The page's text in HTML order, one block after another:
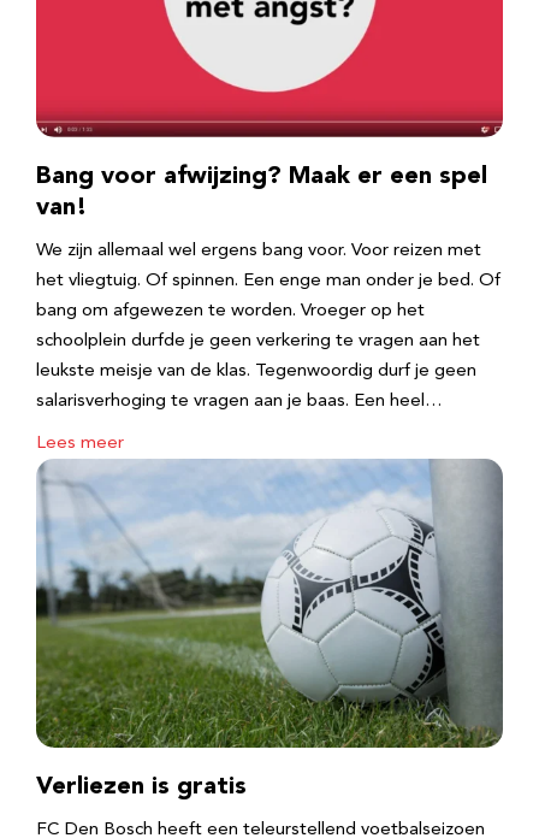
Bang voor afwijzing? Maak er een spel
van!
We zijn allemaal wel ergens bang voor. Voor reizen met
het vliegtuig. Of spinnen. Een enge man onder je bed. Of
bang om afgewezen te worden. Vroeger op het
schoolplein durfde je geen verkering te vragen aan het
leukste meisje van de klas. Tegenwoordig durf je geen
salarisverhoging te vragen aan je baas. Een heel…
Lees meer
Verliezen is gratis
FC Den Bosch heeft een teleurstellend voetbalseizoen